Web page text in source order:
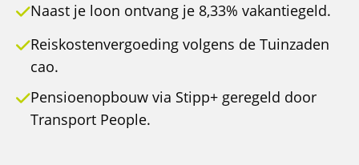
Naast je loon ontvang je 8,33% vakantiegeld.
Reiskostenvergoeding volgens de Tuinzaden
cao.
Pensioenopbouw via Stipp+ geregeld door
Transport People.